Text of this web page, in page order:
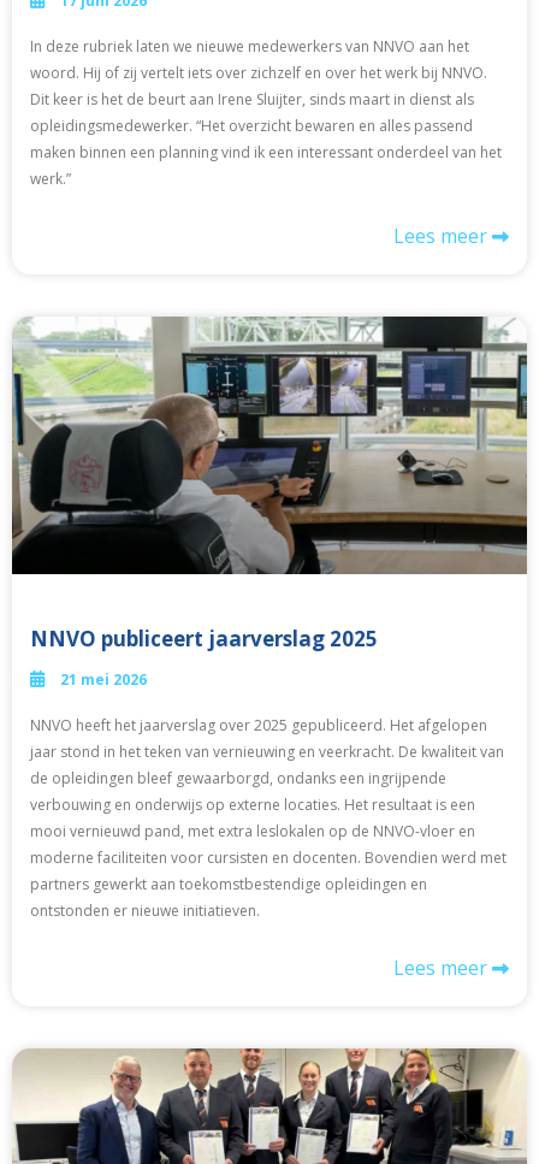
In deze rubriek laten we nieuwe medewerkers van NNVO aan het
woord. Hij of zij vertelt iets over zichzelf en over het werk bij NNVO.
Dit keer is het de beurt aan Irene Sluijter, sinds maart in dienst als
opleidingsmedewerker. “Het overzicht bewaren en alles passend
maken binnen een planning vind ik een interessant onderdeel van het
werk.”
Lees meer
NNVO publiceert jaarverslag 2025
21 mei 2026
NNVO heeft het jaarverslag over 2025 gepubliceerd. Het afgelopen
jaar stond in het teken van vernieuwing en veerkracht. De kwaliteit van
de opleidingen bleef gewaarborgd, ondanks een ingrijpende
verbouwing en onderwijs op externe locaties. Het resultaat is een
mooi vernieuwd pand, met extra leslokalen op de NNVO-vloer en
moderne faciliteiten voor cursisten en docenten. Bovendien werd met
partners gewerkt aan toekomstbestendige opleidingen en
ontstonden er nieuwe initiatieven.
Lees meer